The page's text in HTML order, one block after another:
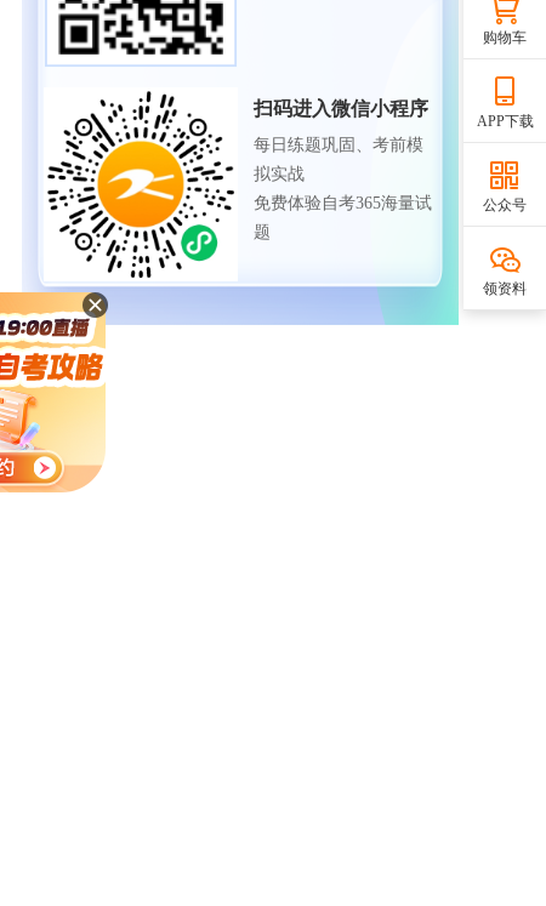
扫码进入微信小程序
每日练题巩固、考前模
拟实战
免费体验自考365海量试
题
购物车
APP下载
公众号
领资料